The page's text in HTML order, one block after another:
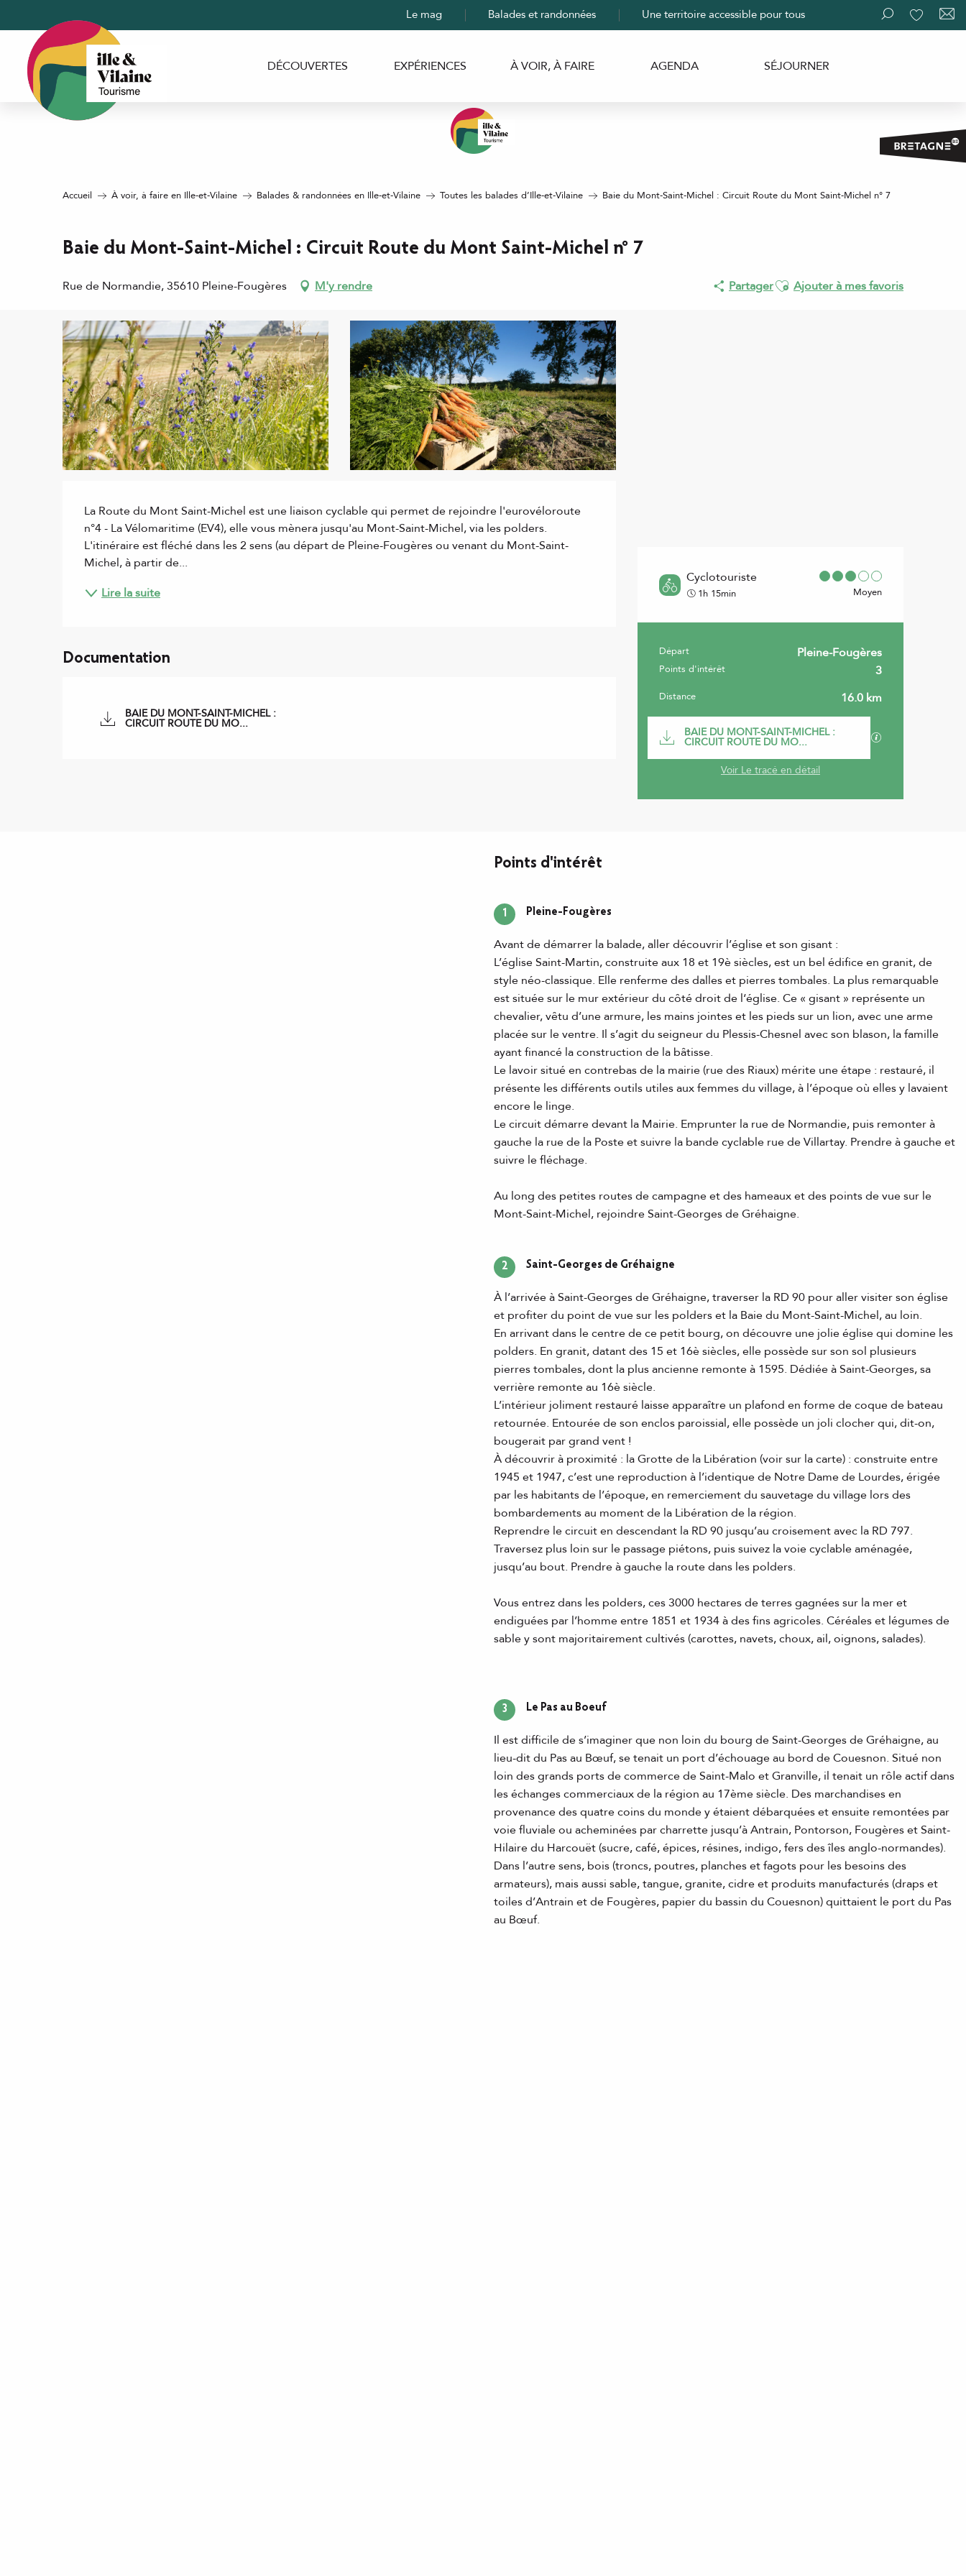
contenu
principal
Recherche
Le mag Balades et randonnées Une territoire accessible pour tous
DÉCOUVERTES EXPÉRIENCES À VOIR, À FAIRE AGENDA SÉJOURNER
Accueil À voir, à faire en Ille-et-Vilaine Balades & randonnées en Ille-et-Vilaine Toutes les balades d’Ille-et-Vilaine Baie du Mont-Saint-Michel : Circuit Route du Mont Saint-Michel n° 7
Baie du Mont-Saint-Michel : Circuit Route du Mont Saint-Michel n° 7
Rue de Normandie, 35610 Pleine-Fougères M'y rendre PartagerAjouter aux favoris
Ajouter à mes favoris
Cyclotouriste
1h 15min Moyen
Informations pratiques
Départ Pleine-Fougères
Points d'intérêt 3
Distance 16.0 km
Documentation
BAIE DU MONT-SAINT-MICHEL :
CIRCUIT ROUTE DU MO...
Voir Le tracé en détail
La Route du Mont Saint-Michel est une liaison cyclable qui permet de rejoindre l'eurovéloroute
n°4 - La Vélomaritime (EV4), elle vous mènera jusqu'au Mont-Saint-Michel, via les polders.
L'itinéraire est fléché dans les 2 sens (au départ de Pleine-Fougères ou venant du Mont-Saint-
Michel, à partir de...
Lire la suite
Documentation
BAIE DU MONT-SAINT-MICHEL :
CIRCUIT ROUTE DU MO...
Points d'intérêt
1 Pleine-Fougères
Avant de démarrer la balade, aller découvrir l’église et son gisant :
L’église Saint-Martin, construite aux 18 et 19è siècles, est un bel édifice en granit, de
style néo-classique. Elle renferme des dalles et pierres tombales. La plus remarquable
est située sur le mur extérieur du côté droit de l‘église. Ce « gisant » représente un
chevalier, vêtu d’une armure, les mains jointes et les pieds sur un lion, avec une arme
placée sur le ventre. Il s’agit du seigneur du Plessis-Chesnel avec son blason, la famille
ayant financé la construction de la bâtisse.
Le lavoir situé en contrebas de la mairie (rue des Riaux) mérite une étape : restauré, il
présente les différents outils utiles aux femmes du village, à l’époque où elles y lavaient
encore le linge.
Le circuit démarre devant la Mairie. Emprunter la rue de Normandie, puis remonter à
gauche la rue de la Poste et suivre la bande cyclable rue de Villartay. Prendre à gauche et
suivre le fléchage.
Au long des petites routes de campagne et des hameaux et des points de vue sur le
Mont-Saint-Michel, rejoindre Saint-Georges de Gréhaigne.
2 Saint-Georges de Gréhaigne
À l’arrivée à Saint-Georges de Gréhaigne, traverser la RD 90 pour aller visiter son église
et profiter du point de vue sur les polders et la Baie du Mont-Saint-Michel, au loin.
En arrivant dans le centre de ce petit bourg, on découvre une jolie église qui domine les
polders. En granit, datant des 15 et 16è siècles, elle possède sur son sol plusieurs
pierres tombales, dont la plus ancienne remonte à 1595. Dédiée à Saint-Georges, sa
verrière remonte au 16è siècle.
L’intérieur joliment restauré laisse apparaître un plafond en forme de coque de bateau
retournée. Entourée de son enclos paroissial, elle possède un joli clocher qui, dit-on,
bougerait par grand vent !
À découvrir à proximité : la Grotte de la Libération (voir sur la carte) : construite entre
1945 et 1947, c’est une reproduction à l’identique de Notre Dame de Lourdes, érigée
par les habitants de l’époque, en remerciement du sauvetage du village lors des
bombardements au moment de la Libération de la région.
Reprendre le circuit en descendant la RD 90 jusqu’au croisement avec la RD 797.
Traversez plus loin sur le passage piétons, puis suivez la voie cyclable aménagée,
jusqu’au bout. Prendre à gauche la route dans les polders.
Vous entrez dans les polders, ces 3000 hectares de terres gagnées sur la mer et
endiguées par l’homme entre 1851 et 1934 à des fins agricoles. Céréales et légumes de
sable y sont majoritairement cultivés (carottes, navets, choux, ail, oignons, salades).
3 Le Pas au Boeuf
Il est difficile de s’imaginer que non loin du bourg de Saint-Georges de Gréhaigne, au
lieu-dit du Pas au Bœuf, se tenait un port d’échouage au bord de Couesnon. Situé non
loin des grands ports de commerce de Saint-Malo et Granville, il tenait un rôle actif dans
les échanges commerciaux de la région au 17ème siècle. Des marchandises en
provenance des quatre coins du monde y étaient débarquées et ensuite remontées par
voie fluviale ou acheminées par charrette jusqu’à Antrain, Pontorson, Fougères et Saint-
Hilaire du Harcouët (sucre, café, épices, résines, indigo, fers des îles anglo-normandes).
Dans l’autre sens, bois (troncs, poutres, planches et fagots pour les besoins des
armateurs), mais aussi sable, tangue, granite, cidre et produits manufacturés (draps et
toiles d’Antrain et de Fougères, papier du bassin du Couesnon) quittaient le port du Pas
au Bœuf.